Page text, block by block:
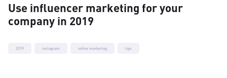
2019 instagram online marketing tips
Use influencer marketing for your
company in 2019